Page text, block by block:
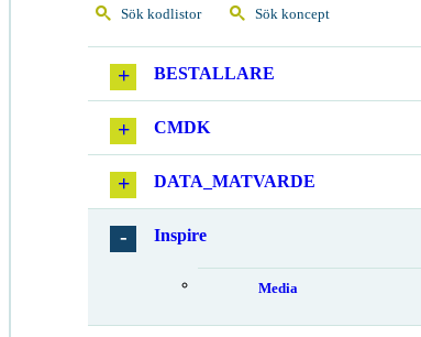
Sök kodlistor Sök koncept
BESTALLARE
CMDK
DATA_MATVARDE
Inspire
Media